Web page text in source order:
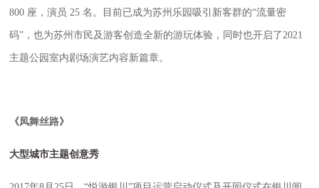
800 座，演员 25名。 目前已成为苏州乐园吸引新客群的“流量密
码”，也为苏州市民及游客创造全新的游玩体验，同时也开启了 2021
主题公园室内剧场演艺内容新篇章。
《凤舞丝路》
大型城市主题创意秀